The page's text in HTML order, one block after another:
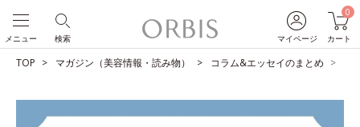
マイページ
0
カート
検索
メニュー
TOP マガジン（美容情報・読み物） コラム&エッセイのまとめ